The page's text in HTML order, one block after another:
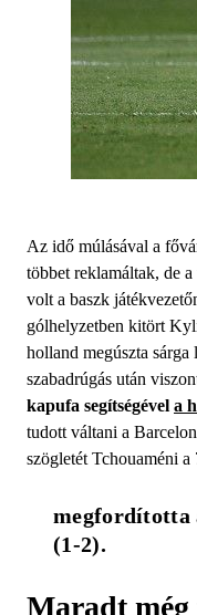
Az idő múlásával a
többet reklamáltak, de
volt a baszk
gólhelyzetben kitört
holland megúszta sárga
szabadrúgás után
kapufa segítségével a
tudott váltani a
szögletét Tchouaméni a
megfordította
(1-2).
Maradt